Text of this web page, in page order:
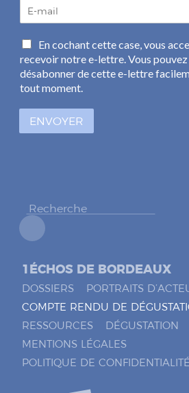
a
i
l
*
C
a
s
e
à
En cochant cette case, vous
recevoir notre e-lettre. Vous pouvez
désabonner de cette e-lettre
tout moment.
ENVOYER
1ÉCHOS DE BORDEAUX
DOSSIERS PORTRAITS
COMPTE RENDU DE
RESSOURCES
DÉGUSTATION
MENTIONS LÉGALES
POLITIQUE DE CONFIDENTIALITÉ